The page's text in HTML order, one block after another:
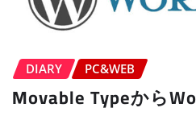
DIARY PC&WEB
Movable Typeから